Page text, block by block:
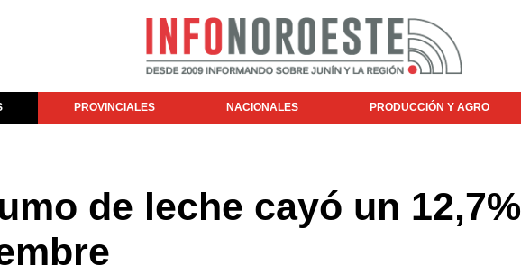
PROVINCIALES NACIONALES PRODUCCIÓN Y AGRO
de leche cayó un 12,7%